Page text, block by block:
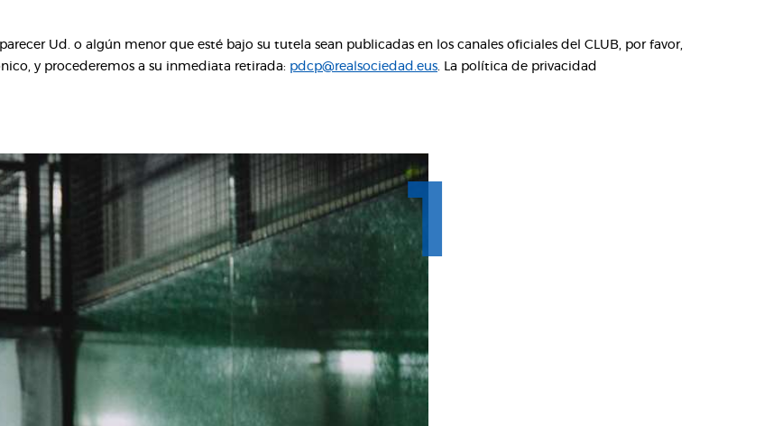
Ud. o algún menor que esté bajo su tutela sean publicadas en los canales oficiales del CLUB, por favor,
y procederemos a su inmediata retirada: pdcp@realsociedad.eus . La política de privacidad
1